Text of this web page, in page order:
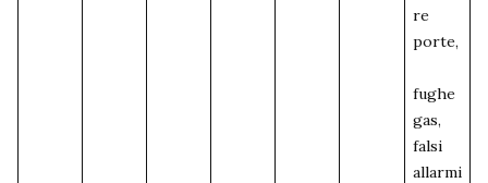
re
porte,
fughe
gas,
falsi
allarmi